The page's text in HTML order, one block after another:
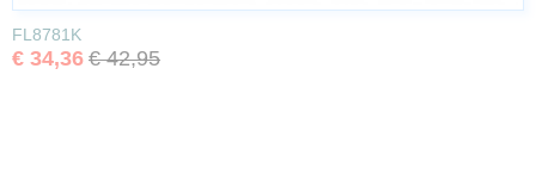
FL8781K
€ 34,36 € 42,95